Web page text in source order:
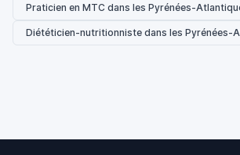
Praticien en MTC dans les Pyrénées-
Diététicien-nutritionniste dans les Pyrénées-